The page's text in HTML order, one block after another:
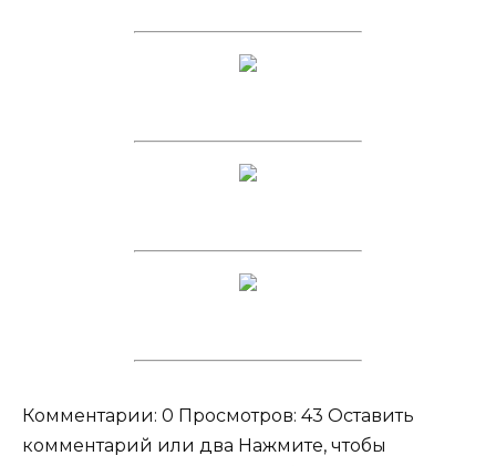
Комментарии: 0 Просмотров: 43 Оставить
комментарий или два Нажмите, чтобы